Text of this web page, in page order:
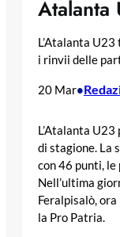
Atalanta
L’Atalanta
i rinvii delle
20 Mar•
L’Atalanta
di stagione. La
con 46 punti, le
Nell’ultima
Feralpisalò,
la Pro Patria.